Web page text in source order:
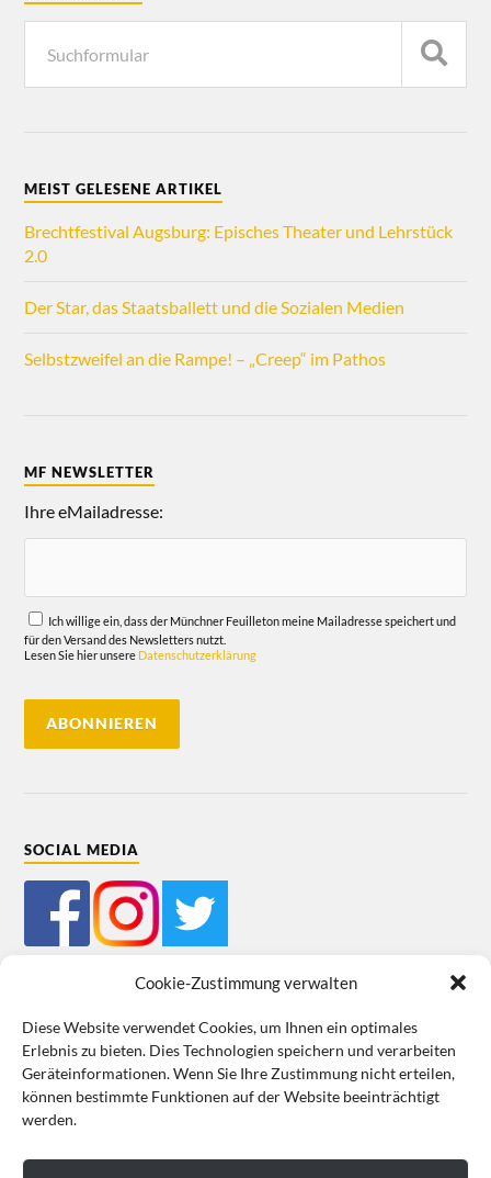
Cookie-Zustimmung verwalten
Diese Website verwendet Cookies, um Ihnen ein optimales
Erlebnis zu bieten. Dies Technologien speichern und verarbeiten
Geräteinformationen. Wenn Sie Ihre Zustimmung nicht erteilen,
können bestimmte Funktionen auf der Website beeinträchtigt
werden.
MEIST GELESENE ARTIKEL
Brechtfestival Augsburg: Episches Theater und Lehrstück
2.0
Der Star, das Staatsballett und die Sozialen Medien
Selbstzweifel an die Rampe! – „Creep“ im Pathos
MF NEWSLETTER
Ihre eMailadresse:
Ich willige ein, dass der Münchner Feuilleton meine Mailadresse speichert und
für den Versand des Newsletters nutzt.
Lesen Sie hier unsere Datenschutzerklärung
SOCIAL MEDIA
Impressum Datenschutz Cookie-Richtlinie (EU) AGB